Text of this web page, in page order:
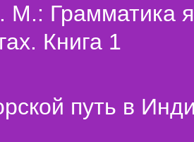
Грамматика
Книга 1
путь в